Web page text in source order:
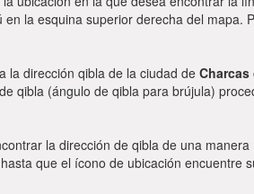
en la esquina superior derecha del mapa.
la dirección qibla de la ciudad de Charcas
qibla (ángulo de qibla para brújula)
la dirección de qibla de una
que el ícono de ubicación encuentre